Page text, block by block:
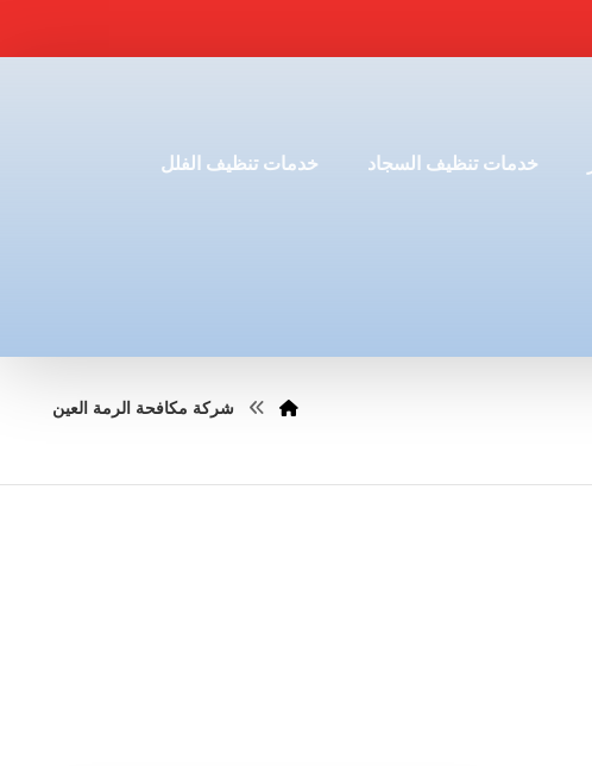
خدمات تنظيف السجاد خدمات تنظيف الفلل
شركة مكافحة الرمة العين